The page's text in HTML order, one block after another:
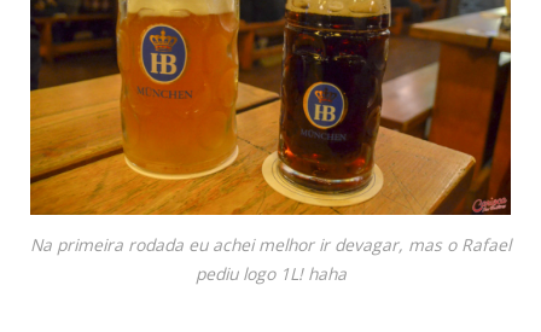
Na primeira rodada eu achei melhor ir devagar, mas o Rafael
pediu logo 1L! haha